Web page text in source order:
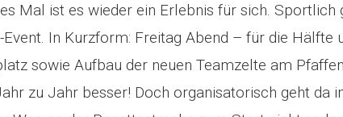
Mal ist es wieder ein Erlebnis für sich. Sportlich
In Kurzform: Freitag Abend – für die Hälfte
sowie Aufbau der neuen Teamzelte am
zu Jahr besser! Doch organisatorisch geht da